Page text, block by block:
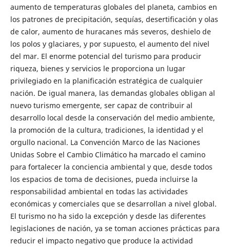
aumento de temperaturas globales del planeta, cambios en
los patrones de precipitación, sequías, desertificación y olas
de calor, aumento de huracanes más severos, deshielo de
los polos y glaciares, y por supuesto, el aumento del nivel
del mar. El enorme potencial del turismo para producir
riqueza, bienes y servicios le proporciona un lugar
privilegiado en la planificación estratégica de cualquier
nación. De igual manera, las demandas globales obligan al
nuevo turismo emergente, ser capaz de contribuir al
desarrollo local desde la conservación del medio ambiente,
la promoción de la cultura, tradiciones, la identidad y el
orgullo nacional. La Convención Marco de las Naciones
Unidas Sobre el Cambio Climático ha marcado el camino
para fortalecer la conciencia ambiental y que, desde todos
los espacios de toma de decisiones, pueda incluirse la
responsabilidad ambiental en todas las actividades
económicas y comerciales que se desarrollan a nivel global.
El turismo no ha sido la excepción y desde las diferentes
legislaciones de nación, ya se toman acciones prácticas para
reducir el impacto negativo que produce la actividad